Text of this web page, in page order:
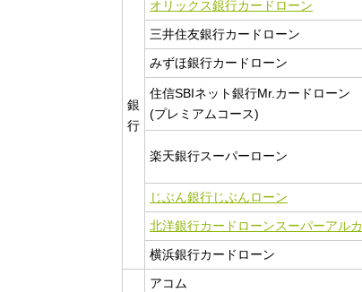
銀
行
オリックス銀行カードローン
三井住友銀行カードローン
みずほ銀行カードローン
住信SBIネット銀行Mr.カードローン
(プレミアムコース)
楽天銀行スーパーローン
じぶん銀行じぶんローン
北洋銀行カードローンスーパーアルカ
横浜銀行カードローン
アコム